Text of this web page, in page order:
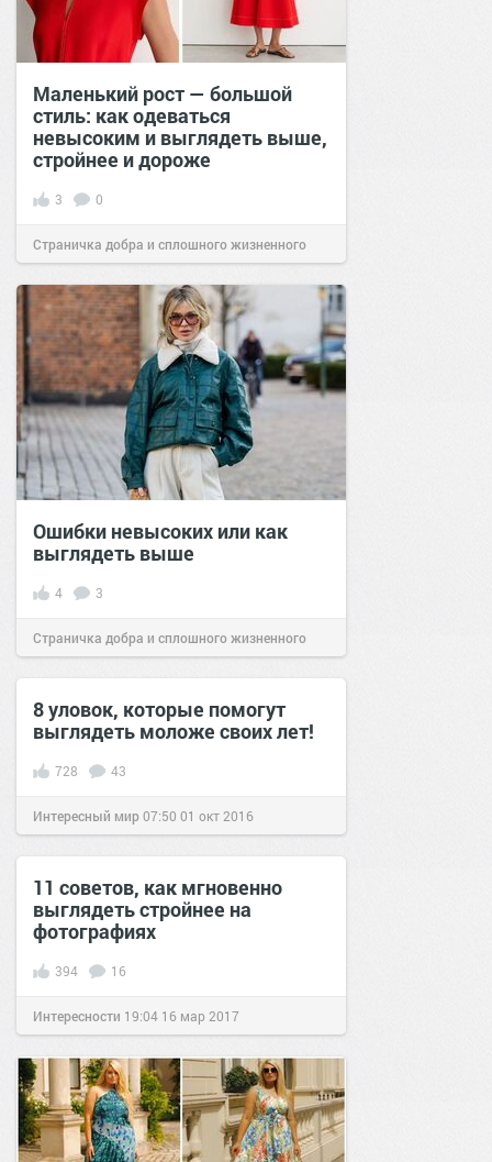
Маленький рост — большой
стиль: как одеваться
невысоким и выглядеть выше,
стройнее и дороже
3 0
Страничка добра и сплошного жизненного
позитива!11:3816 июл 2026
Ошибки невысоких или как
выглядеть выше
4 3
Страничка добра и сплошного жизненного
позитива! 21:40 23 фев 2025
8 уловок, которые помогут
выглядеть моложе своих лет!
728 43
Интересный мир07:50 01 окт 2016
11 советов, как мгновенно
выглядеть стройнее на
фотографиях
394 16
Интересности 19:04 16 мар 2017